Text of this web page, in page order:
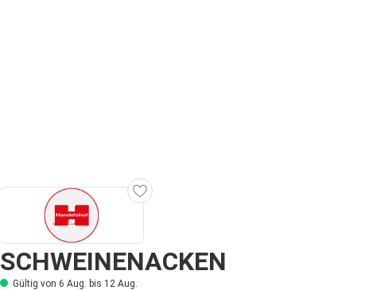
SCHWEINENACKEN
Gültig von 6 Aug. bis 12 Aug.